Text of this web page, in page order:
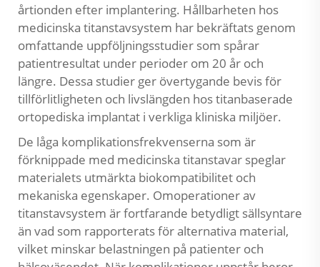
årtionden efter implantering. Hållbarheten hos
medicinska titanstavsystem har bekräftats genom
omfattande uppföljningsstudier som spårar
patientresultat under perioder om 20 år och
längre. Dessa studier ger övertygande bevis för
tillförlitligheten och livslängden hos titanbaserade
ortopediska implantat i verkliga kliniska miljöer.
De låga komplikationsfrekvenserna som är
förknippade med medicinska titanstavar speglar
materialets utmärkta biokompatibilitet och
mekaniska egenskaper. Omoperationer av
titanstavsystem är fortfarande betydligt sällsyntare
än vad som rapporterats för alternativa material,
vilket minskar belastningen på patienter och